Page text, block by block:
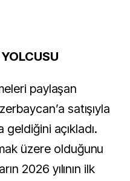
paylaşan
satışıyla
açıkladı.
üzere olduğunu
2026 yılının ilk